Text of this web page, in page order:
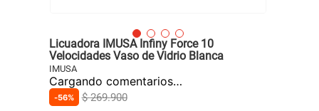
Licuadora IMUSA Infiny Force 10
Velocidades Vaso de Vidrio Blanca
IMUSA
Cargando comentarios…
56% $ 269.900